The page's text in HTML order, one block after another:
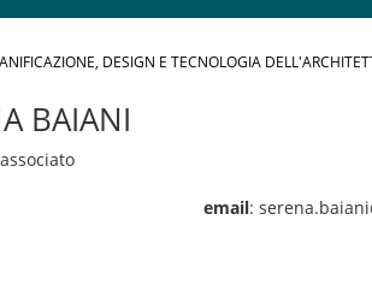
DESIGN E TECNOLOGIA
BAIANI
email: